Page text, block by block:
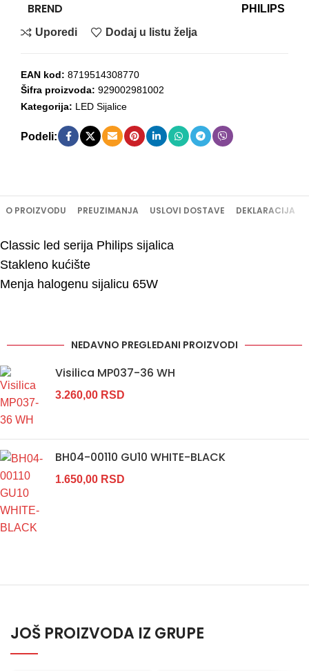
BREND
PHILIPS
Uporedi
Dodaj u listu želja
EAN kod: 8719514308770
Šifra proizvoda: 929002981002
Kategorija: LED Sijalice
Podeli:
O PROIZVODU PREUZIMANJA USLOVI DOSTAVE DEKLARACIJA
Classic led serija Philips sijalica
Stakleno kućište
Menja halogenu sijalicu 65W
NEDAVNO PREGLEDANI PROIZVODI
Visilica MP037-36 WH
3.260,00 RSD
BH04-00110 GU10 WHITE-BLACK
1.650,00 RSD
JOŠ PROIZVODA IZ GRUPE